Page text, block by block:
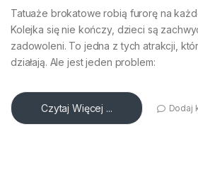
Tatuaże brokatowe robią furorę na
Kolejka się nie kończy, dzieci są
zadowoleni. To jedna z tych atrakcji,
działają. Ale jest jeden problem:
Czytaj Więcej ... Dodaj